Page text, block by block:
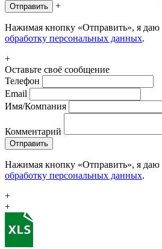
Отправить +
Нажимая кнопку «Отправить», я даю
обработку персональных данных.
+
Оставьте своё сообщение
Телефон
Email
Имя/Компания
Комментарий
Отправить
Нажимая кнопку «Отправить», я даю
обработку персональных данных.
+
+